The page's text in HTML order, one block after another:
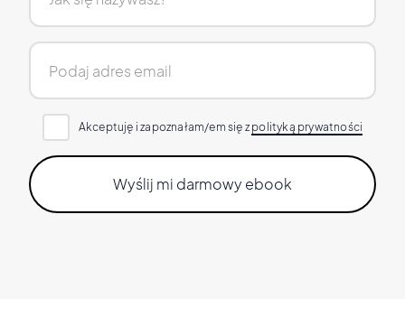
Akceptuję i zapoznałam/em się z polityką prywatności